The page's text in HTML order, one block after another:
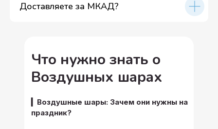
Доставляете за МКАД?
Что нужно знать о
Воздушных шарах
▎Воздушные шары: Зачем они нужны на
праздник?